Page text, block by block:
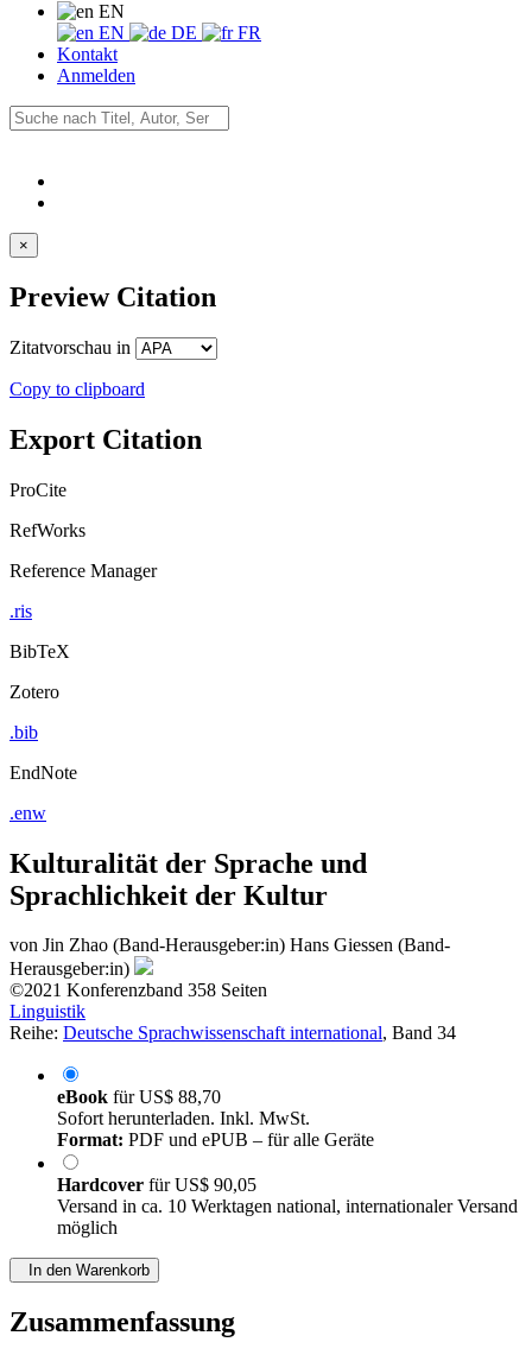
EN
EN
DE
FR
Kontakt
Anmelden
×
Preview Citation
Zitatvorschau in
Copy to clipboard
Export Citation
ProCite
RefWorks
Reference Manager
.ris
BibTeX
Zotero
.bib
EndNote
.enw
Kulturalität der Sprache und
Sprachlichkeit der Kultur
von Jin Zhao (Band-Herausgeber:in) Hans Giessen (Band-
Herausgeber:in)
©2021 Konferenzband 358 Seiten
Linguistik
Reihe: Deutsche Sprachwissenschaft international, Band 34
eBook fürUS$ 88,70
Sofort herunterladen. Inkl. MwSt.
Format: PDF und ePUB – für alle Geräte
Hardcover fürUS$ 90,05
Versand in ca. 10 Werktagen national, internationaler Versand
möglich
In den Warenkorb
Zusammenfassung